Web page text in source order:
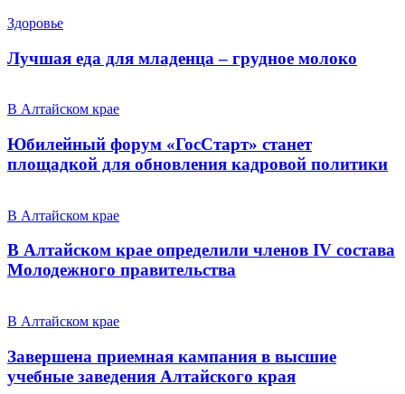
Здоровье
Лучшая еда для младенца – грудное молоко
В Алтайском крае
Юбилейный форум «ГосСтарт» станет
площадкой для обновления кадровой политики
В Алтайском крае
В Алтайском крае определили членов IV состава
Молодежного правительства
В Алтайском крае
Завершена приемная кампания в высшие
учебные заведения Алтайского края